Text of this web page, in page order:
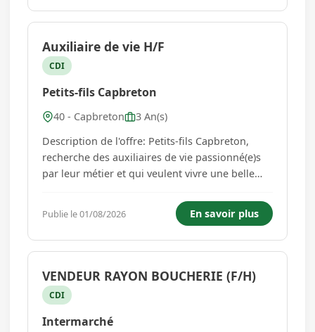
comptable de renom et faites partie d'une...
Auxiliaire de vie H/F
CDI
Petits-fils Capbreton
40 - Capbreton
3 An(s)
Description de l'offre: Petits-fils Capbreton,
recherche des auxiliaires de vie passionné(e)s
par leur métier et qui veulent vivre une belle
réseau national d'aide à domicile sur-mesure
auprès des personnes âgées, particuliers
employeurs, qui valor...
Publie le 01/08/2026 En savoir plus
VENDEUR RAYON BOUCHERIE (F/H)
CDI
Intermarché